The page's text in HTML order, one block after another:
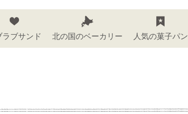
ラブサンド 北の国のベーカリー 人気の菓子パン